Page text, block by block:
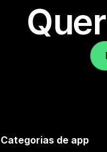
Categorias de app